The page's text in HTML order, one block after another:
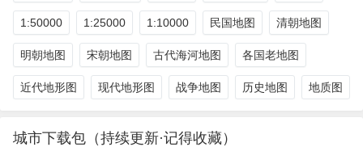
1:50000 1:25000 1:10000 民国地图 清朝地图
明朝地图 宋朝地图 古代海河地图 各国老地图
近代地形图 现代地形图 战争地图 历史地图 地质图
城市下载包（持续更新·记得收藏）